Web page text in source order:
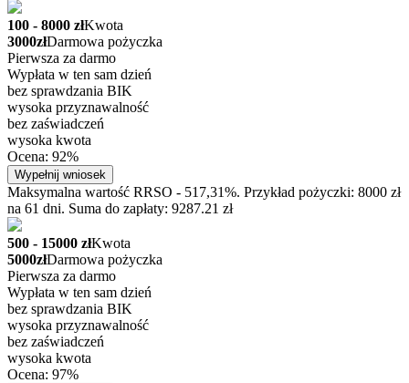
100 - 8000 złKwota
3000złDarmowa pożyczka
Pierwsza za darmo
Wypłata w ten sam dzień
bez sprawdzania BIK
wysoka przyznawalność
bez zaświadczeń
wysoka kwota
Ocena: 92%
Wypełnij wniosek
Maksymalna wartość RRSO - 517,31%. Przykład pożyczki: 8000 zł
na 61 dni. Suma do zapłaty: 9287.21 zł
500 - 15000 złKwota
5000złDarmowa pożyczka
Pierwsza za darmo
Wypłata w ten sam dzień
bez sprawdzania BIK
wysoka przyznawalność
bez zaświadczeń
wysoka kwota
Ocena: 97%